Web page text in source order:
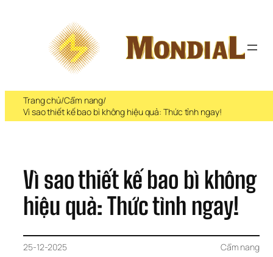
Trang chủ/Cẩm nang/
Vì sao thiết kế bao bì không hiệu quả: Thức tỉnh ngay!
Vì sao thiết kế bao bì không
hiệu quả: Thức tỉnh ngay!
25-12-2025 Cẩm nang